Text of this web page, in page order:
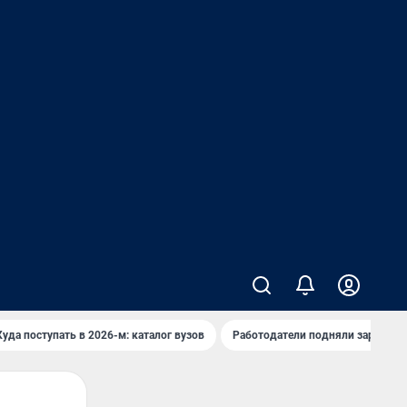
поступать в 2026-м: каталог вузов Работодатели подняли